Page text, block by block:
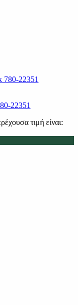
22351
τιμή είναι: